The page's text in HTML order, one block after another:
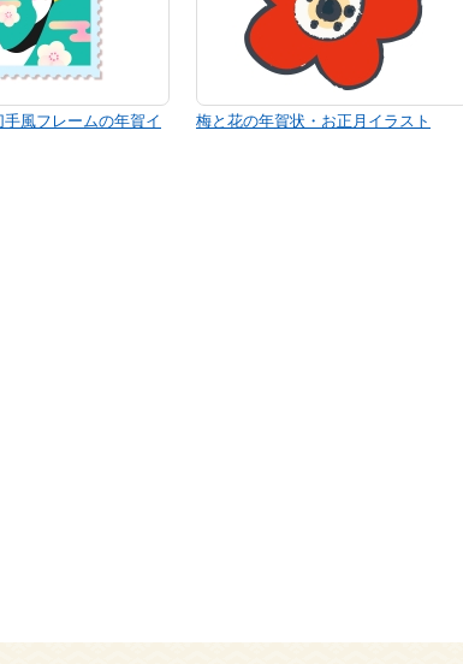
風フレームの年賀イ
梅と花の年賀状・お正月イラスト